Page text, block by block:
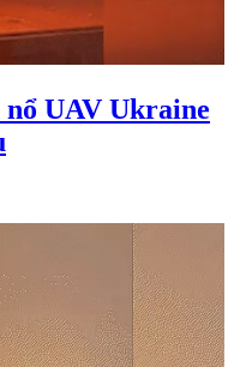
UAV Ukraine